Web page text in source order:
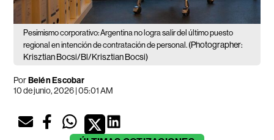
Pesimismo corporativo: Argentina no logra salir del último puesto
regional en intención de contratación de personal. (Photographer:
Krisztian Bocsi/Bl/Krisztian Bocsi)
PorBelén Escobar
10 de junio, 2026 | 05:01 AM